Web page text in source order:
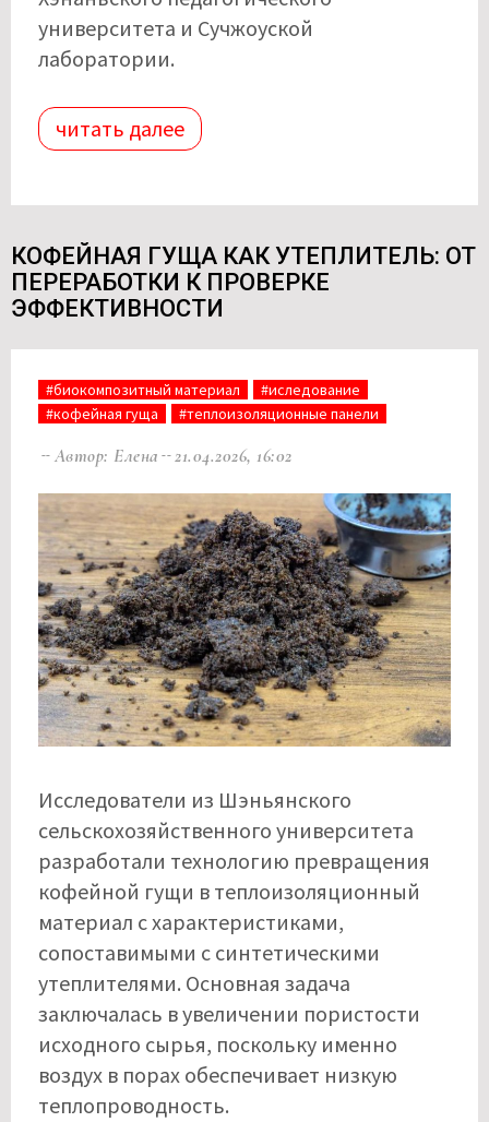
университета и Сучжоуской
лаборатории.
читать далее
КОФЕЙНАЯ ГУЩА КАК УТЕПЛИТЕЛЬ: ОТ
ПЕРЕРАБОТКИ К ПРОВЕРКЕ
ЭФФЕКТИВНОСТИ
#биокомпозитный материал
#иследование
#кофейная гуща
#теплоизоляционные панели
Автор: Елена 21.04.2026, 16:02
Исследователи из Шэньянского
сельскохозяйственного университета
разработали технологию превращения
кофейной гущи в теплоизоляционный
материал с характеристиками,
сопоставимыми с синтетическими
утеплителями. Основная задача
заключалась в увеличении пористости
исходного сырья, поскольку именно
воздух в порах обеспечивает низкую
теплопроводность.